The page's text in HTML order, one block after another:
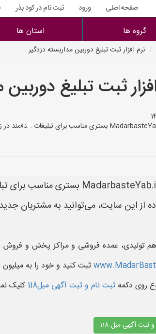
صفحه اصلی ورود ثبت نام در کود بذر
گروه ها استان ها
نرم افزار ثبت تبلیغ دوربین مداربسته دزدگیر
ثبت تبلیغ
از این سایت، می‌توانید به مشتریان
تولیدی، عمده فروشی و مراکز پخش و فروش
ثبت کنید و خود را به
روی دکمه ثبت نام و ثبت آگهی مبل118 کلیک
ثبت آگهی مبل 118